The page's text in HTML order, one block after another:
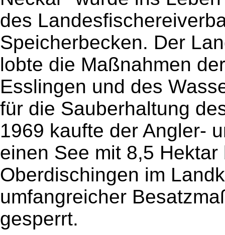
des
Speicherbecken. Der
lobte die Maßnahmen
Esslingen und des
für die Sauberhaltung
1969 kaufte der Angler-
einen See mit 8,5
Oberdischingen im
umfangreicher
gesperrt.